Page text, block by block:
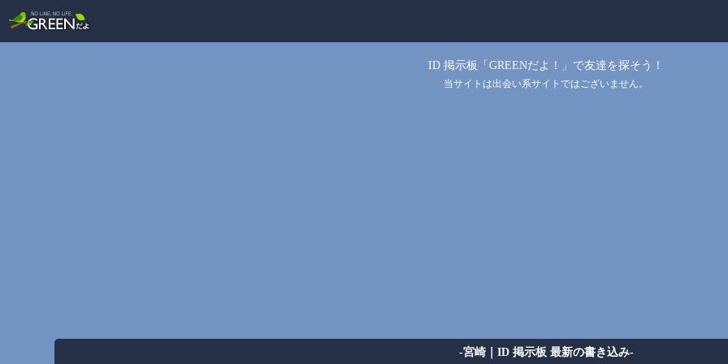
ID 掲示板「GREENだよ！」で友達を探そう！
当サイトは出会い系サイトではございません。
-宮崎｜ID 掲示板 最新の書き込み-